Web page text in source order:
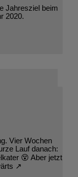
Jahresziel beim
2020.
Vier Wochen
Lauf danach:
😵 Aber jetzt
↗